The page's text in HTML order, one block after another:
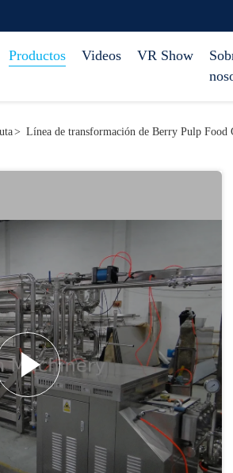
Productos Videos VR Show
> Línea de transformación de Berry Pulp